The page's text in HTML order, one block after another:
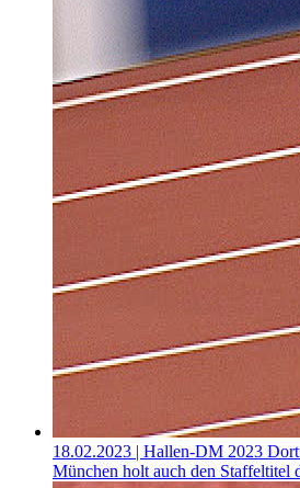
18.02.2023 | Hallen-DM 2023
München holt auch den Staffeltitel